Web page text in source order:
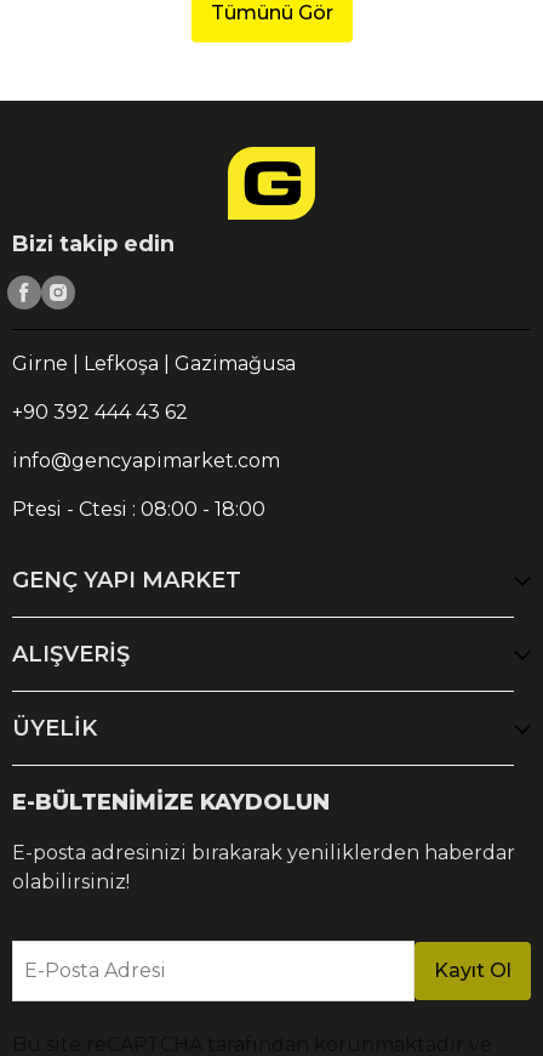
Tümünü Gör
Bizi takip edin
Girne | Lefkoşa | Gazimağusa
+90 392 444 43 62
info@gencyapimarket.com
Ptesi - Ctesi : 08:00 - 18:00
GENÇ YAPI MARKET
ALIŞVERİŞ
ÜYELİK
E-BÜLTENİMİZE KAYDOLUN
E-posta adresinizi bırakarak yeniliklerden haberdar
olabilirsiniz!
E-Posta Adresi Kayıt Ol